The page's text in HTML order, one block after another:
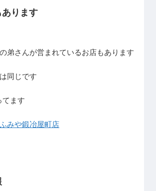
あります
弟さんが営まれているお店もあります
同じです
てます
みや鍛冶屋町店